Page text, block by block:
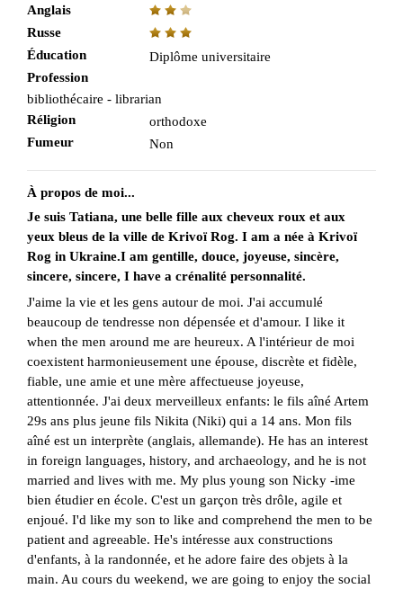
Anglais
Russe
Éducation
Diplôme universitaire
Profession
bibliothécaire - librarian
Réligion
orthodoxe
Fumeur
Non
À propos de moi...
Je suis Tatiana, une belle fille aux cheveux roux et aux
yeux bleus de la ville de Krivoï Rog. I am a née à Krivoï
Rog in Ukraine.I am gentille, douce, joyeuse, sincère,
sincere, sincere, I have a crénalité personnalité.
J'aime la vie et les gens autour de moi. J'ai accumulé
beaucoup de tendresse non dépensée et d'amour. I like it
when the men around me are heureux. A l'intérieur de moi
coexistent harmonieusement une épouse, discrète et fidèle,
fiable, une amie et une mère affectueuse joyeuse,
attentionnée. J'ai deux merveilleux enfants: le fils aîné Artem
29s ans plus jeune fils Nikita (Niki) qui a 14 ans. Mon fils
aîné est un interprète (anglais, allemande). He has an interest
in foreign languages, history, and archaeology, and he is not
married and lives with me. My plus young son Nicky -ime
bien étudier en école. C'est un garçon très drôle, agile et
enjoué. I'd like my son to like and comprehend the men to be
patient and agreeable. He's intéresse aux constructions
d'enfants, à la randonnée, et he adore faire des objets à la
main. Au cours du weekend, we are going to enjoy the social